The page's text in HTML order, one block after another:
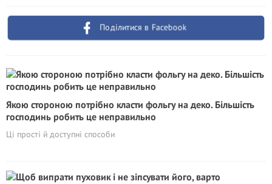
Поділитися в Facebook
Якою стороною потрібно класти фольгу на деко. Більшість
господинь робить це неправильно
Ці прості й доступні способи